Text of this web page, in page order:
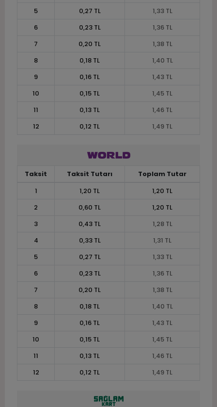
5
0,27 TL
1,33 TL
6
0,23 TL
1,36 TL
7
0,20 TL
1,38 TL
8
0,18 TL
1,40 TL
9
0,16 TL
1,43 TL
10
0,15 TL
1,45 TL
11
0,13 TL
1,46 TL
12
0,12 TL 1,49 TL
Taksit Taksit Tutarı
Toplam Tutar
1
1,20 TL
1,20 TL
2
0,60 TL
1,20 TL
3
0,43 TL
1,28 TL
4
0,33 TL
1,31 TL
5
0,27 TL
1,33 TL
6
0,23 TL
1,36 TL
7
0,20 TL
1,38 TL
8
0,18 TL
1,40 TL
9
0,16 TL
1,43 TL
10
0,15 TL
1,45 TL
11
0,13 TL
1,46 TL
12
0,12 TL 1,49 TL